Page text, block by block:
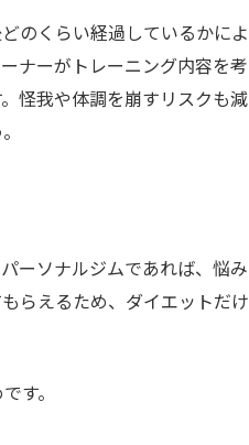
のくらい経過しているかによ
ナーがトレーニング内容を考
怪我や体調を崩すリスクも減
ーソナルジムであれば、悩み
らえるため、ダイエットだけ
す。